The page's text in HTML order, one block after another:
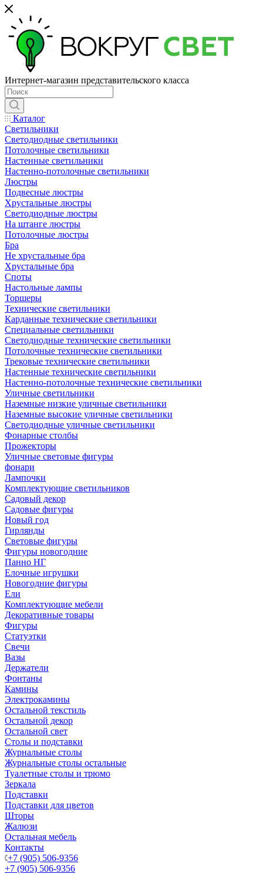
Интернет-магазин представительского класса
Каталог
Светильники
Светодиодные светильники
Потолочные светильники
Настенные светильники
Настенно-потолочные светильники
Люстры
Подвесные люстры
Хрустальные люстры
Светодиодные люстры
На штанге люстры
Потолочные люстры
Бра
Не хрустальные бра
Хрустальные бра
Споты
Настольные лампы
Торшеры
Технические светильники
Карданные технические светильники
Специальные светильники
Светодиодные технические светильники
Потолочные технические светильники
Трековые технические светильники
Настенные технические светильники
Настенно-потолочные технические светильники
Уличные светильники
Наземные низкие уличные светильники
Наземные высокие уличные светильники
Светодиодные уличные светильники
Фонарные столбы
Прожекторы
Уличные световые фигуры
фонари
Лампочки
Комплектующие светильников
Садовый декор
Садовые фигуры
Новый год
Гирлянды
Световые фигуры
Фигуры новогодние
Панно НГ
Елочные игрушки
Новогодние фигуры
Ели
Комплектующие мебели
Декоративные товары
Фигуры
Статуэтки
Свечи
Вазы
Держатели
Фонтаны
Камины
Электрокамины
Остальной текстиль
Остальной декор
Остальной свет
Столы и подставки
Журнальные столы
Журнальные столы остальные
Туалетные столы и трюмо
Зеркала
Подставки
Подставки для цветов
Шторы
Жалюзи
Остальная мебель
Контакты
+7 (905) 506-9356
+7 (905) 506-9356